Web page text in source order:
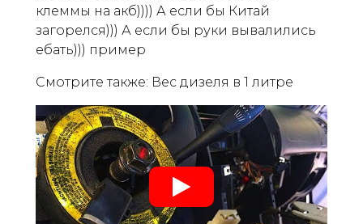
клеммы на акб)))) А если бы Китай
загорелся))) А если бы руки вывалились
ебать))) пример
Смотрите также: Вес дизеля в 1 литре